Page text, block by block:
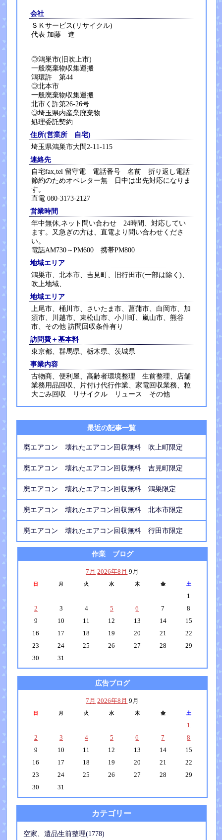
会社
ＳＫサービス(リサイクル)
代表 加藤 進
◎鴻巣市(旧吹上市)
一般廃棄物収集運搬
鴻環許 第44
◎北本市
一般廃棄物収集運搬
北市く許第26-26号
◎埼玉県内産業廃棄物
処理委託契約
住所(営業所 自宅)
埼玉県鴻巣市大間2-11-115
連絡先
自宅fax,tel 留守電 電話番号 名前 折り返し電話
節約のためオペレター無 日中は出先対応になりま
す。
直電 080-3173-2127
営業時間
年中無休,ネット問い合わせ 24時間、対応してい
ます。又急ぎの方は、直電より問い合わせくださ
い。
電話AM730～PM600 携帯PM800
地域エリア
鴻巣市、北本市、吉見町、旧行田市(一部は除く)、
吹上地域、
地域エリア
上尾市、桶川市、さいたま市、菖蒲市、白岡市、加
須市、川越市、東松山市、小川町、嵐山市、熊谷
市、その他 訪問回収条件有り
訪問費＋基本料
東京都、群馬県、栃木県、茨城県
事業内容
古物商、便利屋、高齢者環境整理 生前整理、店舗
業務用品回収、片付け代行作業、家電回収業務、粒
大ごみ回収 リサイクル リュース その他
最近の記事一覧
廃エアコン 壊れたエアコン回収無料 吹上町限定
廃エアコン 壊れたエアコン回収無料 吉見町限定
廃エアコン 壊れたエアコン回収無料 鴻巣限定
廃エアコン 壊れたエアコン回収無料 北本市限定
廃エアコン 壊れたエアコン回収無料 行田市限定
作業 ブログ
7月 2026年8月 9月
日 月 火 水 木 金 土
1
2
3 4 5 6 7
8
9
10 11 12 13 14
15
16
17 18 19 20 21
22
23
24 25 26 27 28
29
30
31
広告ブログ
7月 2026年8月 9月
日 月 火 水 木 金 土
1
2
3 4 5 6 7
8
9
10 11 12 13 14
15
16
17 18 19 20 21
22
23
24 25 26 27 28
29
30
31
カテゴリー
空家、遺品生前整理(1778)